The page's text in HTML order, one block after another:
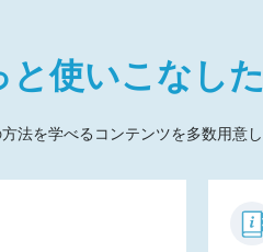
と使いこなし
法を学べるコンテンツを多数用意し